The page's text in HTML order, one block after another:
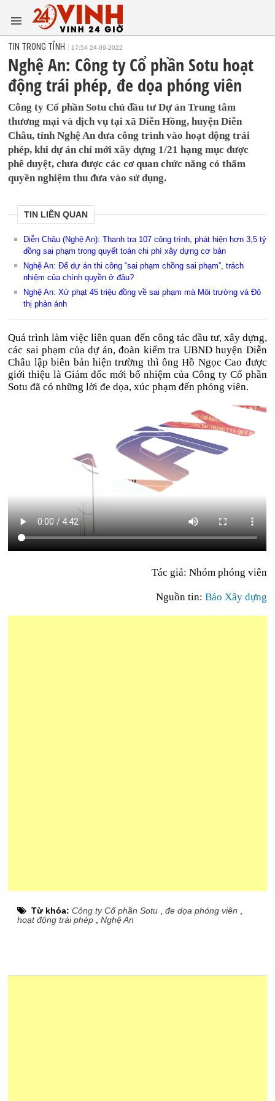
TIN TRONG TỈNH 17:54 24-09-2022
Nghệ An: Công ty Cổ phần Sotu hoạt
động trái phép, đe dọa phóng viên
Công ty Cổ phần Sotu chủ đầu tư Dự án Trung tâm
thương mại và dịch vụ tại xã Diễn Hồng, huyện Diễn
Châu, tỉnh Nghệ An đưa công trình vào hoạt động trái
phép, khi dự án chỉ mới xây dựng 1/21 hạng mục được
phê duyệt, chưa được các cơ quan chức năng có thẩm
quyền nghiệm thu đưa vào sử dụng.
TIN LIÊN QUAN
Diễn Châu (Nghệ An): Thanh tra 107 công trình, phát hiện hơn 3,5 tỷ
đồng sai phạm trong quyết toán chi phí xây dựng cơ bản
Nghệ An: Để dự án thi công “sai phạm chồng sai phạm”, trách
nhiệm của chính quyền ở đâu?
Nghệ An: Xử phạt 45 triệu đồng về sai phạm mà Môi trường và Đô
thị phản ánh
Quá trình làm việc liên quan đến công tác đầu tư, xây dựng,
các sai phạm của dự án, đoàn kiểm tra UBND huyện Diễn
Châu lập biên bản hiện trường thì ông Hồ Ngọc Cao được
giới thiệu là Giám đốc mới bổ nhiệm của Công ty Cổ phần
Sotu đã có những lời đe dọa, xúc phạm đến phóng viên.
Tác giả: Nhóm phóng viên
Nguồn tin: Báo Xây dựng
Từ khóa:Công ty Cổ phần Sotu ,đe dọa phóng viên
hoạt động trái phép ,Nghệ An